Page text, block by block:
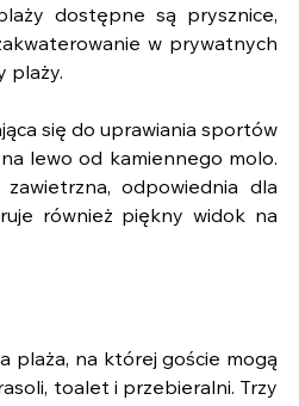
dostępne są prysznice,
w prywatnych
plaży.
się do uprawiania sportów
lewo od kamiennego molo.
odpowiednia dla
również piękny widok na
plaża, na której goście mogą
toalet i przebieralni. Trzy